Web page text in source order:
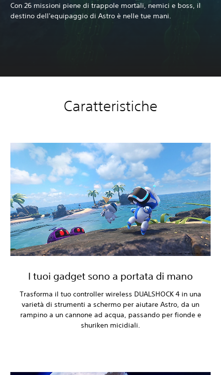
Con 26 missioni piene di trappole mortali, nemici e boss, il
destino dell'equipaggio di Astro è nelle tue mani.‎
Caratteristiche
I tuoi gadget sono a portata di mano
Trasforma il tuo controller wireless DUALSHOCK 4 in una
varietà di strumenti a schermo per aiutare Astro, da un
rampino a un cannone ad acqua, passando per fionde e
shuriken micidiali.‎